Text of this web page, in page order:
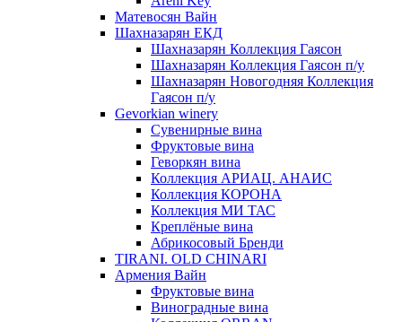
Матевосян Вайн
Шахназарян ЕКД
Шахназарян Коллекция Гаясон
Шахназарян Коллекция Гаясон п/у
Шахназарян Новогодняя Коллекция
Гаясон п/у
Gevorkian winery
Сувенирные вина
Фруктовые вина
Геворкян вина
Коллекция АРИАЦ. АНАИС
Коллекция КОРОНА
Коллекция МИ ТАС
Креплёные вина
Абрикосовый Бренди
TIRANI. OLD CHINARI
Армения Вайн
Фруктовые вина
Виноградные вина